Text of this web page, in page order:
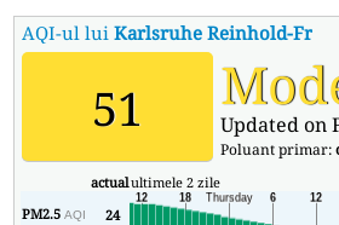
AQI-ul luiKarlsruhe Reinhold-
51 Updated on
Poluant primar:
actualultimele 2 zile
PM2.5AQI 24